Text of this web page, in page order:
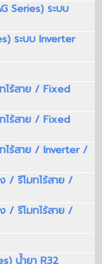
Series) ระบบ
ระบบ Inverter
ไร้สาย / Fixed
ไร้สาย / Fixed
ไร้สาย / Inverter /
/ รีโมทไร้สาย /
/ รีโมทไร้สาย /
น้ำยา R32